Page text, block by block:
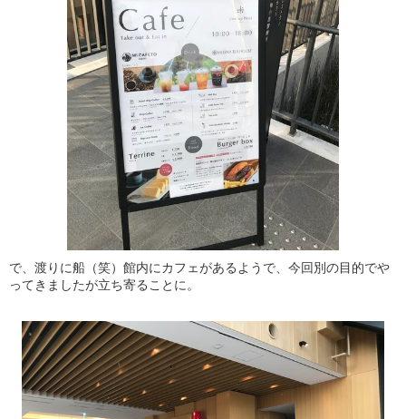
で、渡りに船（笑）館内にカフェがあるようで、今回別の目的でや
ってきましたが立ち寄ることに。